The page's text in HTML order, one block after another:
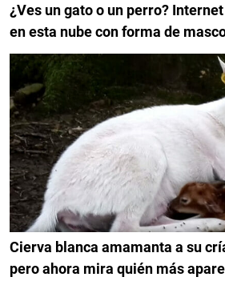
¿Ves un gato o un perro?
en esta nube con forma de
Cierva blanca amamanta a su
pero ahora mira quién más